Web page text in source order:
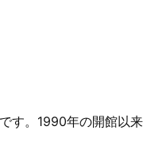
す。1990年の開館以